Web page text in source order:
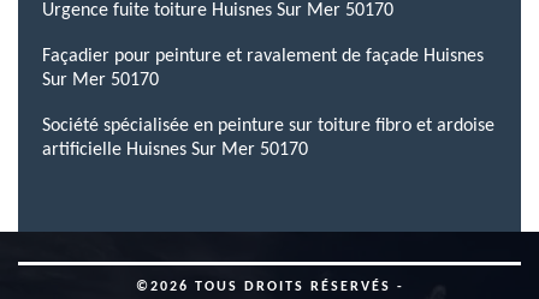
Urgence fuite toiture Huisnes Sur Mer 50170
Façadier pour peinture et ravalement de façade Huisnes
Sur Mer 50170
Société spécialisée en peinture sur toiture fibro et ardoise
artificielle Huisnes Sur Mer 50170
©2026 TOUS DROITS RÉSERVÉS -